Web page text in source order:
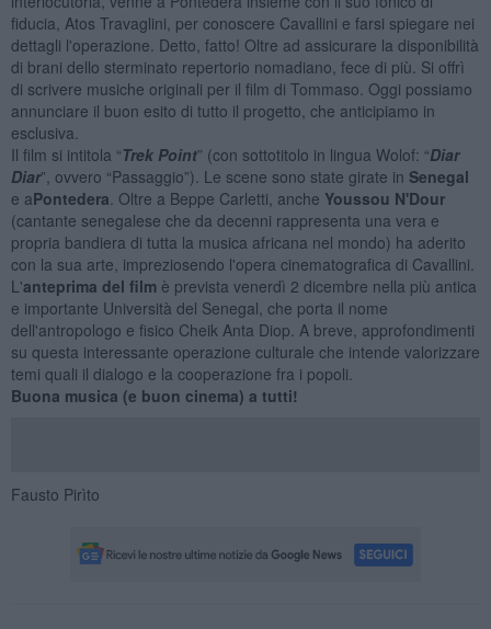
fiducia, Atos Travaglini, per conoscere Cavallini e farsi spiegare nei
dettagli l'operazione. Detto, fatto! Oltre ad assicurare la disponibilità
di brani dello sterminato repertorio nomadiano, fece di più. Si offrì
di scrivere musiche originali per il film di Tommaso. Oggi possiamo
annunciare il buon esito di tutto il progetto, che anticipiamo in
esclusiva.
Il film si intitola “Trek Point” (con sottotitolo in lingua Wolof: “Diar
Diar”, ovvero “Passaggio”). Le scene sono state girate in Senegal
e aPontedera . Oltre a Beppe Carletti, anche Youssou N'Dour
(cantante senegalese che da decenni rappresenta una vera e
propria bandiera di tutta la musica africana nel mondo) ha aderito
con la sua arte, impreziosendo l'opera cinematografica di Cavallini.
L'anteprima del filmè prevista venerdì 2 dicembre nella più antica
e importante Università del Senegal, che porta il nome
dell'antropologo e fisico Cheik Anta Diop. A breve, approfondimenti
su questa interessante operazione culturale che intende valorizzare
temi quali il dialogo e la cooperazione fra i popoli.
Buona musica (e buon cinema) a tutti!
Fausto Pirìto